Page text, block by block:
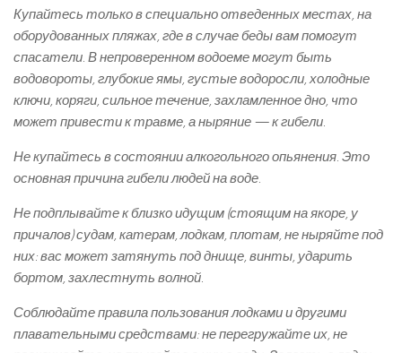
Купайтесь только в специально отведенных местах, на
оборудованных пляжах, где в случае беды вам помогут
спасатели. В непроверенном водоеме могут быть
водовороты, глубокие ямы, густые водоросли, холодные
ключи, коряги, сильное течение, захламленное дно, что
может привести к травме, а ныряние — к гибели.
Не купайтесь в состоянии алкогольного опьянения. Это
основная причина гибели людей на воде.
Не подплывайте к близко идущим (стоящим на якоре, у
причалов) судам, катерам, лодкам, плотам, не ныряйте под
них: вас может затянуть под днище, винты, ударить
бортом, захлестнуть волной.
Соблюдайте правила пользования лодками и другими
плавательными средствами: не перегружайте их, не